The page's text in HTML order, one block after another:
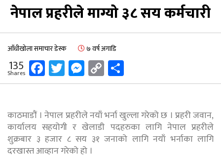
नेपाल प्रहरीले माग्यो ३८ सय कर्मचारी
आँधीखोला समाचार डेस्क ७ वर्ष अगाडि
135
Shares Facebook
Twitter
Messenger
Copy
Link
काठमाडौं । नेपाल प्रहरीले नयाँ भर्ना खुल्ला गरेको छ । प्रहरी जवान,
कार्यालय सहयोगी र खेलाडी पदहरुका लागि नेपाल प्रहरीले
शुक्रबार ३ हजार ८ सय ३१ जनाको लागि नयाँ भर्नाका लागि
दरखास्त आव्हान गरेको हो ।